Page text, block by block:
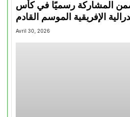
المشاركة رسميًا في كأس
Avril 30, 2026